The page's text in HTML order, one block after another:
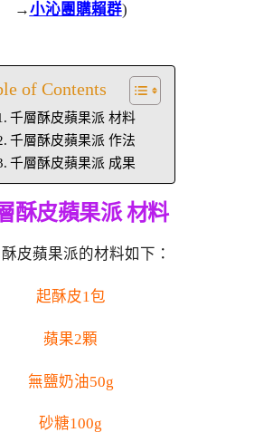
→小沁團購賴群)
of Contents
千層酥皮蘋果派 材料
千層酥皮蘋果派 作法
千層酥皮蘋果派 成果
酥皮蘋果派 材料
皮蘋果派的材料如下：
起酥皮1包
蘋果2顆
無鹽奶油50g
砂糖100g